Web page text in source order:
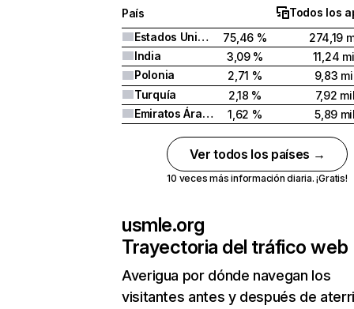
País
Todos los
Estados Unidos
75,46 %
274,19
India
3,09 %
11,24
Polonia
2,71 %
9,83
Turquía
2,18 %
7,92
Emiratos Árabes Unidos
1,62 % 5,89
Ver todos los países →
10 veces más información diaria. ¡Gratis!
usmle.org
Trayectoria del tráfico web
Averigua por dónde navegan los
visitantes antes y después de